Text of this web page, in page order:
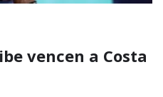
vencen a Costa